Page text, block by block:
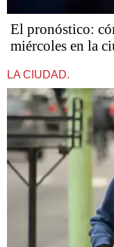
El pronóstico:
miércoles en la
LA CIUDAD.